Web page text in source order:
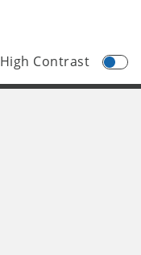
High Contrast